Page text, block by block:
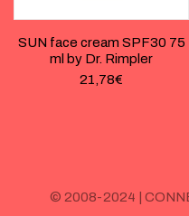
SUN face cream SPF30 75
ml by Dr. Rimpler
21,78€
© 2008-2024 |